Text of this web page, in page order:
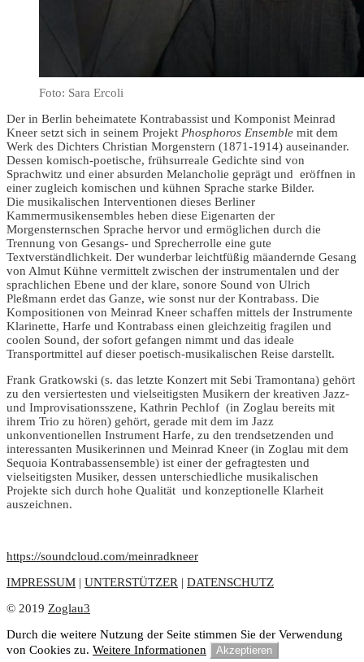
Foto: Sara Ercoli
Der in Berlin beheimatete Kontrabassist und Komponist Meinrad
Kneer setzt sich in seinem Projekt Phosphoros Ensemble mit dem
Werk des Dichters Christian Morgenstern (1871-1914) auseinander.
Dessen komisch-poetische, frühsurreale Gedichte sind von
Sprachwitz und einer absurden Melancholie geprägt und eröffnen in
einer zugleich komischen und kühnen Sprache starke Bilder.
Die musikalischen Interventionen dieses Berliner
Kammermusikensembles heben diese Eigenarten der
Morgensternschen Sprache hervor und ermöglichen durch die
Trennung von Gesangs- und Sprecherrolle eine gute
Textverständlichkeit. Der wunderbar leichtfüßig mäandernde Gesang
von Almut Kühne vermittelt zwischen der instrumentalen und der
sprachlichen Ebene und der klare, sonore Sound von Ulrich
Pleßmann erdet das Ganze, wie sonst nur der Kontrabass. Die
Kompositionen von Meinrad Kneer schaffen mittels der Instrumente
Klarinette, Harfe und Kontrabass einen gleichzeitig fragilen und
coolen Sound, der sofort gefangen nimmt und das ideale
Transportmittel auf dieser poetisch-musikalischen Reise darstellt.
Frank Gratkowski (s. das letzte Konzert mit Sebi Tramontana) gehört
zu den versiertesten und vielseitigsten Musikern der kreativen Jazz-
und Improvisationsszene, Kathrin Pechlof (in Zoglau bereits mit
ihrem Trio zu hören) gehört, gerade mit dem im Jazz
unkonventionellen Instrument Harfe, zu den trendsetzenden und
interessanten Musikerinnen und Meinrad Kneer (in Zoglau mit dem
Sequoia Kontrabassensemble) ist einer der gefragtesten und
vielseitigsten Musiker, dessen unterschiedliche musikalischen
Projekte sich durch hohe Qualität und konzeptionelle Klarheit
auszeichnen.
https://soundcloud.com/meinradkneer
IMPRESSUM | UNTERSTÜTZER | DATENSCHUTZ
© 2019 Zoglau3
Durch die weitere Nutzung der Seite stimmen Sie der Verwendung
von Cookies zu. Weitere Informationen Akzeptieren